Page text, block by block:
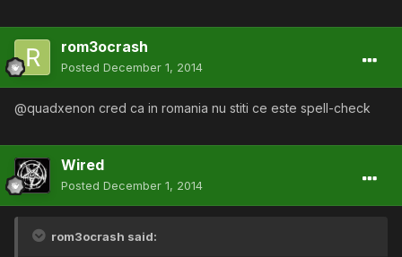
rom3ocrash
Posted December 1, 2014
@quadxenon cred ca in romania nu stiti ce este spell-check
Wired
Posted December 1, 2014
rom3ocrash said: